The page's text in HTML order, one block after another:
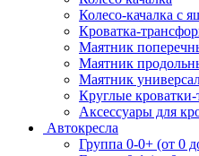
Колесо-качалка с
Кроватка-
Маятник
Маятник
Маятник
Круглые
Аксессуары для
Автокресла
Группа 0-0+ (от 0